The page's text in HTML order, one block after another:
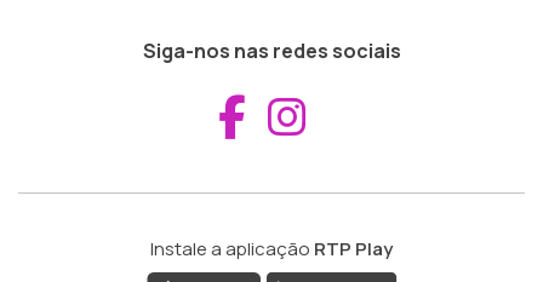
Siga-nos nas redes sociais
Aceder ao
Instale a aplicação RTP Play